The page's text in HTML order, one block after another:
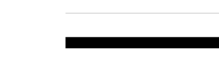
Klicks